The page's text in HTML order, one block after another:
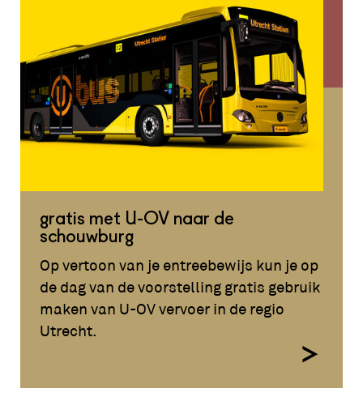
gratis met U-OV naar de
schouwburg
Op vertoon van je entreebewijs kun je op
de dag van de voorstelling gratis gebruik
maken van U-OV vervoer in de regio
Utrecht.